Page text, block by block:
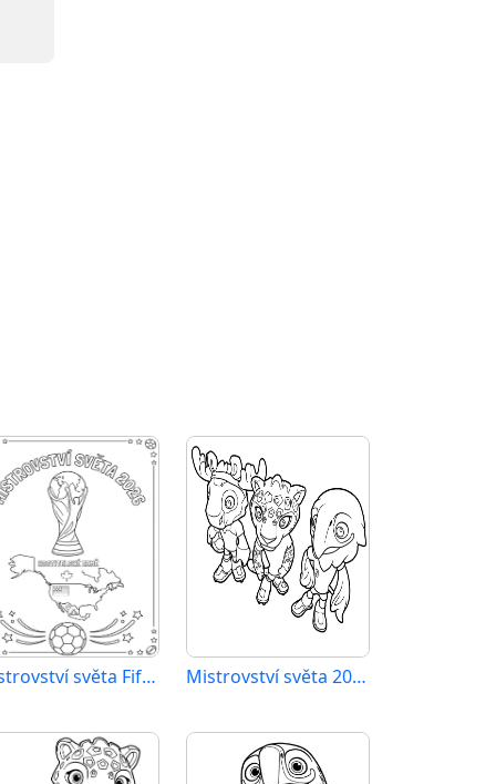
Mistrovství světa Fifa 2026 Mistrovství světa 2026 omalovánka zdarma